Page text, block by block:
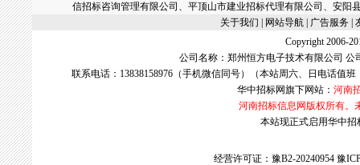
信招标咨询管理有限公司、平顶山市建业招标代理有限公司、安阳
关于我们 | 网站导航 | 广告服务 |
Copyright 2006-
公司名称：郑州恒方电子技术有限公司
联系电话：13838158976（手机微信同号）（本站周六、日电话值
华中招标网旗下网站： 河南
河南招标信息网版权所有。
本站现正式启用华中招
经营许可证：豫B2-20240954 豫